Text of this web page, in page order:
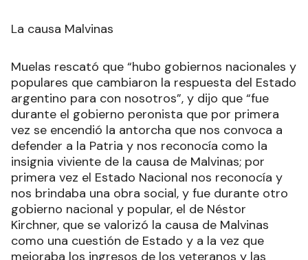
La causa Malvinas
Muelas rescató que “hubo gobiernos nacionales y
populares que cambiaron la respuesta del Estado
argentino para con nosotros”, y dijo que “fue
durante el gobierno peronista que por primera
vez se encendió la antorcha que nos convoca a
defender a la Patria y nos reconocía como la
insignia viviente de la causa de Malvinas; por
primera vez el Estado Nacional nos reconocía y
nos brindaba una obra social, y fue durante otro
gobierno nacional y popular, el de Néstor
Kirchner, que se valorizó la causa de Malvinas
como una cuestión de Estado y a la vez que
mejoraba los ingresos de los veteranos y las